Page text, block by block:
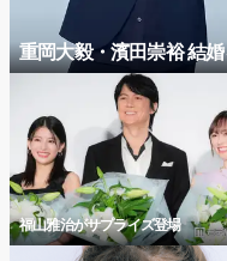
重岡大毅・濱田崇裕 結
福山雅治がサプライズ登場